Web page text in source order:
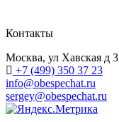
Контакты
Москва, ул Хавская д 3
+7 (499) 350 37 23
info@obespechat.ru
sergey@obespechat.ru